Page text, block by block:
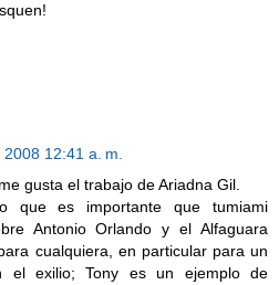
12:41 a. m.
gusta el trabajo de Ariadna Gil.
que es importante que tumiami
Antonio Orlando y el Alfaguara
cualquiera, en particular para un
el exilio; Tony es un ejemplo de